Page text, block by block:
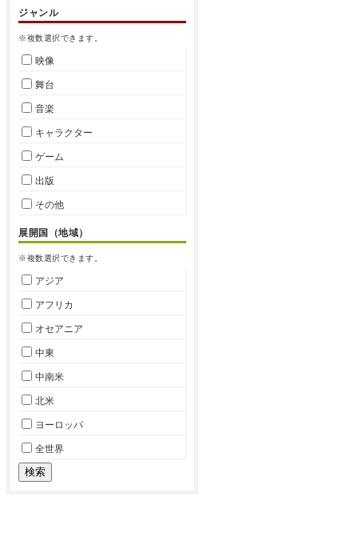
ジャンル
※複数選択できます。
映像
舞台
音楽
キャラクター
ゲーム
出版
その他
展開国（地域）
※複数選択できます。
アジア
アフリカ
オセアニア
中東
中南米
北米
ヨーロッパ
全世界